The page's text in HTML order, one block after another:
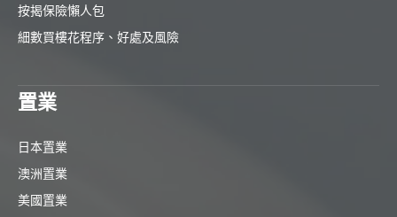
按揭保險懶人包
細數買樓花程序、好處及風險
置業
日本置業
澳洲置業
美國置業